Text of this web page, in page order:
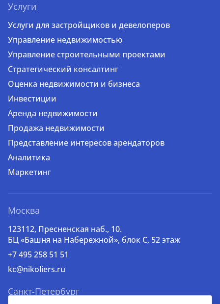
Услуги
Услуги для застройщиков и девелоперов
Управление недвижимостью
Управление строительными проектами
Стратегический консалтинг
Оценка недвижимости и бизнеса
Инвестиции
Аренда недвижимости
Продажа недвижимости
Представление интересов арендаторов
Аналитика
Маркетинг
Москва
123112, Пресненская наб., 10.
БЦ «Башня на Набережной», блок С, 52 этаж
+7 495 258 51 51
kc@nikoliers.ru
Санкт-Петербург